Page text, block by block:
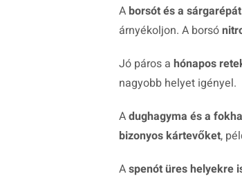
A borsót és a
árnyékoljon. A borsó
Jó páros a hónapos
nagyobb helyet igényel.
Adughagyma és a
bizonyos kártevőket,
Aspenót üres helyekre